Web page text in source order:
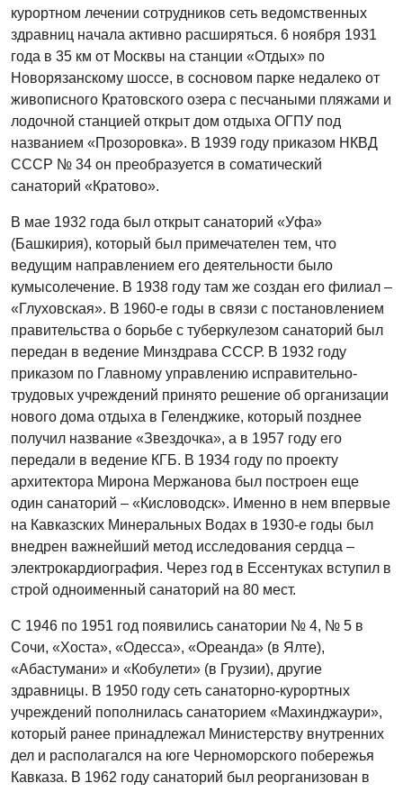
курортном лечении сотрудников сеть ведомственных
здравниц начала активно расширяться. 6 ноября 1931
года в 35 км от Москвы на станции «Отдых» по
Новорязанскому шоссе, в сосновом парке недалеко от
живописного Кратовского озера с песчаными пляжами и
лодочной станцией открыт дом отдыха ОГПУ под
названием «Прозоровка». В 1939 году приказом НКВД
СССР № 34 он преобразуется в соматический
санаторий «Кратово».
В мае 1932 года был открыт санаторий «Уфа»
(Башкирия), который был примечателен тем, что
ведущим направлением его деятельности было
кумысолечение. В 1938 году там же создан его филиал –
«Глуховская». В 1960-е годы в связи с постановлением
правительства о борьбе с туберкулезом санаторий был
передан в ведение Минздрава СССР. В 1932 году
приказом по Главному управлению исправительно-
трудовых учреждений принято решение об организации
нового дома отдыха в Геленджике, который позднее
получил название «Звездочка», а в 1957 году его
передали в ведение КГБ. В 1934 году по проекту
архитектора Мирона Мержанова был построен еще
один санаторий – «Кисловодск». Именно в нем впервые
на Кавказских Минеральных Водах в 1930‑е годы был
внедрен важнейший метод исследования сердца –
электрокардиография. Через год в Ессентуках вступил в
строй одноименный санаторий на 80 мест.
С 1946 по 1951 год появились санатории № 4, № 5 в
Сочи, «Хоста», «Одесса», «Ореанда» (в Ялте),
«Абастумани» и «Кобулети» (в Грузии), другие
здравницы. В 1950 году сеть санаторно-курортных
учреждений пополнилась санаторием «Махинджаури»,
который ранее принадлежал Министерству внутренних
дел и располагался на юге Черноморского побережья
Кавказа. В 1962 году санаторий был реорганизован в